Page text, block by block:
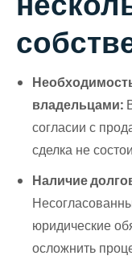
владельцами:
согласии с
сделка не
Наличие
юридические
осложнить